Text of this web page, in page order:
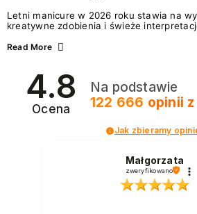
Letni manicure w 2026 roku stawia na
kreatywne zdobienia i świeże
zarówno energetycznych odcieni
2026? Znajdź inspirację dla swojego
Read More
4.8
Ocena
Na podstawie
122 666 opinii
Jak zbieramy
Małgorzata
zweryfikowano